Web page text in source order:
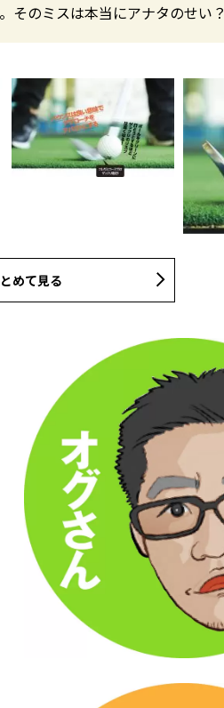
そのミスは本当にアナタのせい？
めて見る